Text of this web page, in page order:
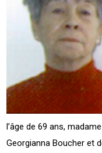
l’âge de 69 ans,
Georgianna Boucher et